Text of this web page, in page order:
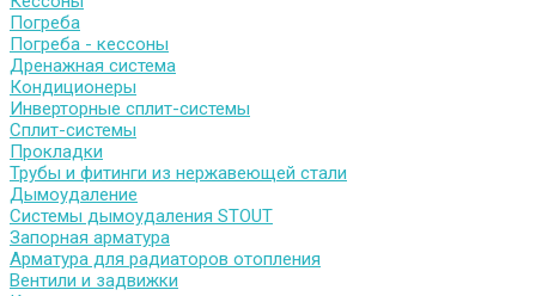
Погреба
Погреба - кессоны
Дренажная система
Кондиционеры
Инверторные сплит-системы
Сплит-системы
Прокладки
Трубы и фитинги из нержавеющей стали
Дымоудаление
Системы дымоудаления STOUT
Запорная арматура
Арматура для радиаторов отопления
Вентили и задвижки